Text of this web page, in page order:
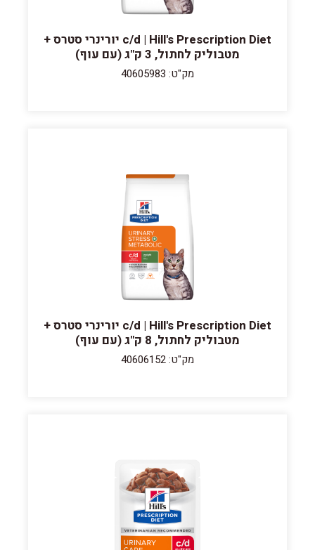
c/d | Hill's Prescription Diet יורינרי סטרס +
מטבוליק לחתול, 3 ק"ג (עם עוף)
מק"ט: 40605983
c/d | Hill's Prescription Diet יורינרי סטרס +
מטבוליק לחתול, 8 ק"ג (עם עוף)
מק"ט: 40606152